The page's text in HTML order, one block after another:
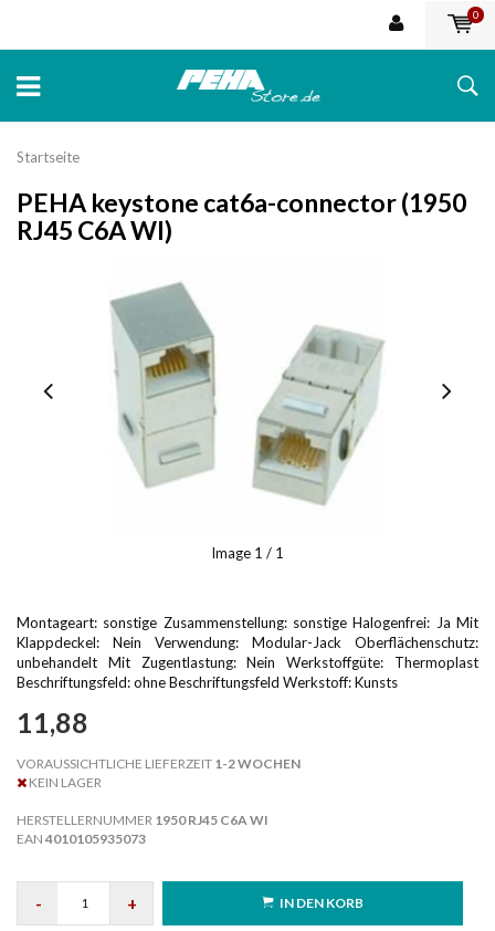
0
Startseite
PEHA keystone cat6a-connector (1950
RJ45 C6A WI)
Image 1 / 1
Montageart: sonstige Zusammenstellung: sonstige Halogenfrei: Ja Mit
Klappdeckel: Nein Verwendung: Modular-Jack Oberflächenschutz:
unbehandelt Mit Zugentlastung: Nein Werkstoffgüte: Thermoplast
Beschriftungsfeld: ohne Beschriftungsfeld Werkstoff: Kunsts
11,88
VORAUSSICHTLICHE LIEFERZEIT 1-2 WOCHEN
KEIN LAGER
HERSTELLERNUMMER 1950 RJ45 C6A WI
EAN 4010105935073
- + IN DEN KORB